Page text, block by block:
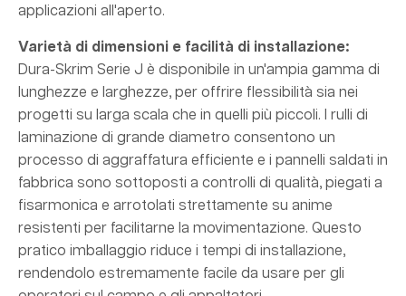
applicazioni all'aperto.
Varietà di dimensioni e facilità di installazione:
Dura-Skrim Serie J è disponibile in un'ampia gamma di
lunghezze e larghezze, per offrire flessibilità sia nei
progetti su larga scala che in quelli più piccoli. I rulli di
laminazione di grande diametro consentono un
processo di aggraffatura efficiente e i pannelli saldati in
fabbrica sono sottoposti a controlli di qualità, piegati a
fisarmonica e arrotolati strettamente su anime
resistenti per facilitarne la movimentazione. Questo
pratico imballaggio riduce i tempi di installazione,
rendendolo estremamente facile da usare per gli